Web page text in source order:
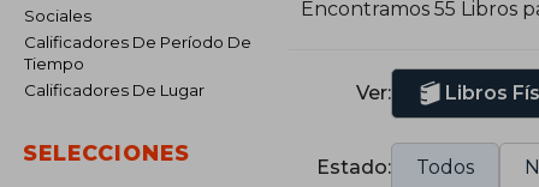
Sociales
Calificadores De Período De
Tiempo
Calificadores De Lugar
SELECCIONES
Encontramos 55 Libros
Ver: Libros
Estado: Todos